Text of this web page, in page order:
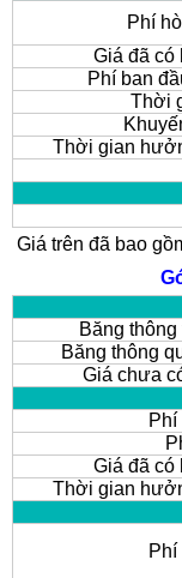
Phí
Giá đã có
Phí ban
Thời
Thời gian
Giá trên đã bao
Băng
Băng thông
Giá chưa
Phí
Giá đã có
Thời gian
Phí